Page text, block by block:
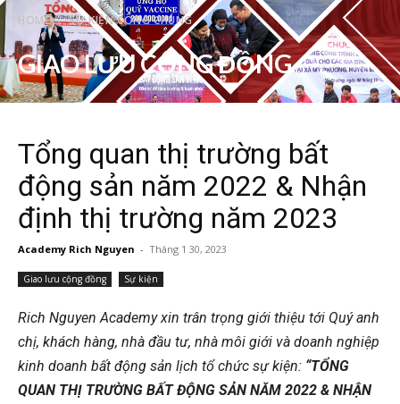
HOME SỰ KIỆN CÔNG CHÚNG
GIAO LƯU CỘNG ĐỒNG
Tổng quan thị trường bất
động sản năm 2022 & Nhận
định thị trường năm 2023
Academy Rich Nguyen - Tháng 1 30, 2023
Giao lưu cộng đồng Sự kiện
Rich Nguyen Academy xin trân trọng giới thiệu tới Quý anh
chị, khách hàng, nhà đầu tư, nhà môi giới và doanh nghiệp
kinh doanh bất động sản lịch tổ chức sự kiện: “TỔNG
QUAN THỊ TRƯỜNG BẤT ĐỘNG SẢN NĂM 2022 & NHẬN